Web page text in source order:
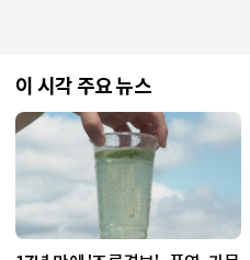
이 시각 주요 뉴스